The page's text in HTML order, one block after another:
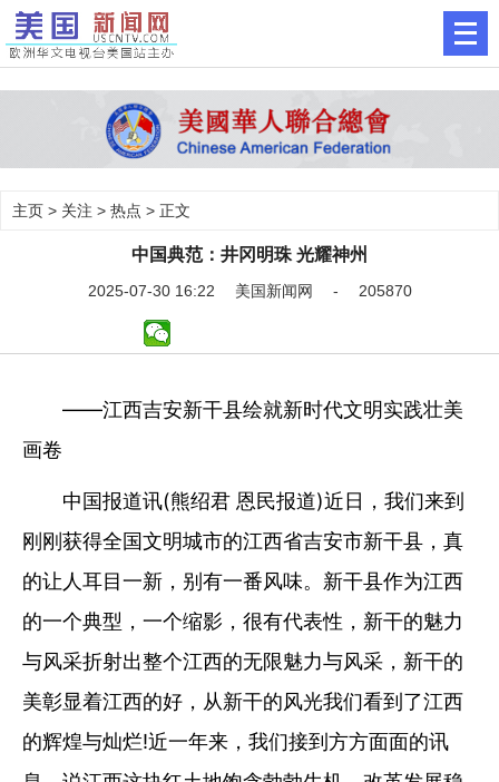
主页 > 关注 > 热点 > 正文
中国典范：井冈明珠 光耀神州
2025-07-30 16:22 美国新闻网 - 205870
——江西吉安新干县绘就新时代文明实践壮美
画卷
中国报道讯(熊绍君 恩民报道)近日，我们来到
刚刚获得全国文明城市的江西省吉安市新干县，真
的让人耳目一新，别有一番风味。新干县作为江西
的一个典型，一个缩影，很有代表性，新干的魅力
与风采折射出整个江西的无限魅力与风采，新干的
美彰显着江西的好，从新干的风光我们看到了江西
的辉煌与灿烂!近一年来，我们接到方方面面的讯